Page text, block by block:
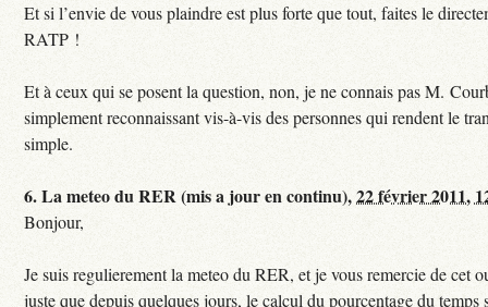
Et si l’envie de vous plaindre est plus forte que tout, faites le
RATP !
Et à ceux qui se posent la question, non, je ne connais pas M.
simplement reconnaissant vis-à-vis des personnes qui rendent le
simple.
6.La meteo du RER (mis a jour en continu),22 février 2011,
Bonjour,
Je suis regulierement la meteo du RER, et je vous remercie de cet
juste que depuis quelques jours, le calcul du pourcentage du temps